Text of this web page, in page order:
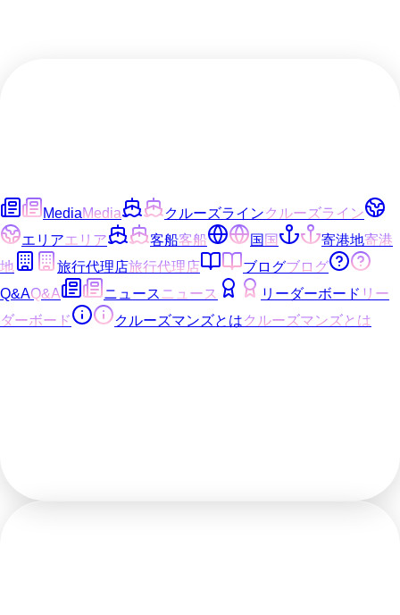
MediaMedia クルーズラインクルーズライン
エリアエリア 客船客船 国国 寄港地寄港
地
旅行代理店旅行代理店 ブログブログ
Q&AQ&A ニュース ニュース リーダーボード リー
ダーボード
クルーズマンズとはクルーズマンズとは